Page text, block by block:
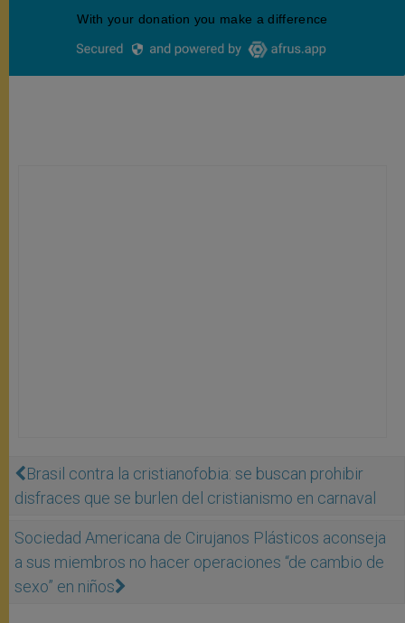
Brasil contra la cristianofobia: se buscan prohibir
disfraces que se burlen del cristianismo en carnaval
Sociedad Americana de Cirujanos Plásticos aconseja
a sus miembros no hacer operaciones “de cambio de
sexo” en niños